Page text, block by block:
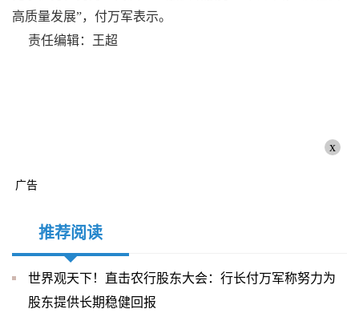
高质量发展”，付万军表示。
责任编辑：王超
x
广告
推荐阅读
世界观天下！直击农行股东大会：行长付万军称努力为
股东提供长期稳健回报